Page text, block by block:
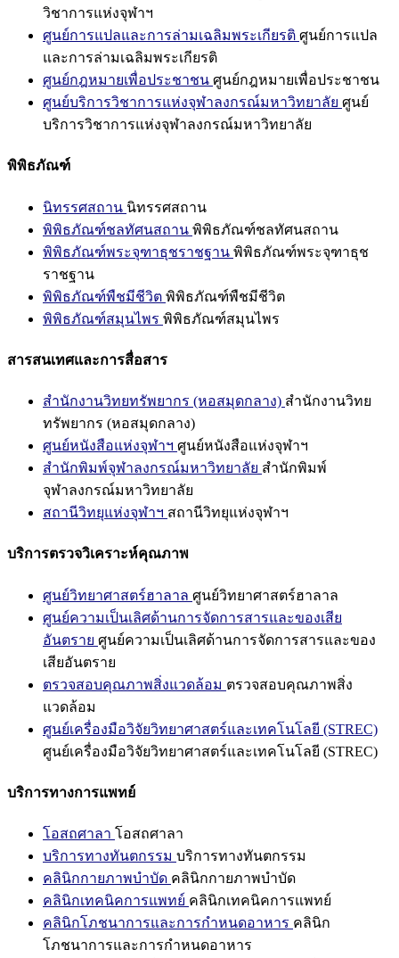
วิชาการแห่งจุฬาฯ
ศูนย์การแปลและการล่ามเฉลิมพระเกียรติ ศูนย์การแปล
และการล่ามเฉลิมพระเกียรติ
ศูนย์กฎหมายเพื่อประชาชน ศูนย์กฎหมายเพื่อประชาชน
ศูนย์บริการวิชาการแห่งจุฬาลงกรณ์มหาวิทยาลัย ศูนย์
บริการวิชาการแห่งจุฬาลงกรณ์มหาวิทยาลัย
พิพิธภัณฑ์
นิทรรศสถาน นิทรรศสถาน
พิพิธภัณฑ์ชลทัศนสถาน พิพิธภัณฑ์ชลทัศนสถาน
พิพิธภัณฑ์พระจุฑาธุชราชฐาน พิพิธภัณฑ์พระจุฑาธุช
ราชฐาน
พิพิธภัณฑ์พืชมีชีวิต พิพิธภัณฑ์พืชมีชีวิต
พิพิธภัณฑ์สมุนไพร พิพิธภัณฑ์สมุนไพร
สารสนเทศและการสื่อสาร
สำนักงานวิทยทรัพยากร (หอสมุดกลาง) สำนักงานวิทย
ทรัพยากร (หอสมุดกลาง)
ศูนย์หนังสือแห่งจุฬาฯ ศูนย์หนังสือแห่งจุฬาฯ
สำนักพิมพ์จุฬาลงกรณ์มหาวิทยาลัย สำนักพิมพ์
จุฬาลงกรณ์มหาวิทยาลัย
สถานีวิทยุแห่งจุฬาฯ สถานีวิทยุแห่งจุฬาฯ
บริการตรวจวิเคราะห์คุณภาพ
ศูนย์วิทยาศาสตร์ฮาลาล ศูนย์วิทยาศาสตร์ฮาลาล
ศูนย์ความเป็นเลิศด้านการจัดการสารและของเสีย
อันตราย ศูนย์ความเป็นเลิศด้านการจัดการสารและของ
เสียอันตราย
ตรวจสอบคุณภาพสิ่งแวดล้อม ตรวจสอบคุณภาพสิ่ง
แวดล้อม
ศูนย์เครื่องมือวิจัยวิทยาศาสตร์และเทคโนโลยี (STREC)
ศูนย์เครื่องมือวิจัยวิทยาศาสตร์และเทคโนโลยี (STREC)
บริการทางการแพทย์
โอสถศาลา โอสถศาลา
บริการทางทันตกรรม บริการทางทันตกรรม
คลินิกกายภาพบำบัด คลินิกกายภาพบำบัด
คลินิกเทคนิคการแพทย์ คลินิกเทคนิคการแพทย์
คลินิกโภชนาการและการกำหนดอาหาร คลินิก
โภชนาการและการกำหนดอาหาร